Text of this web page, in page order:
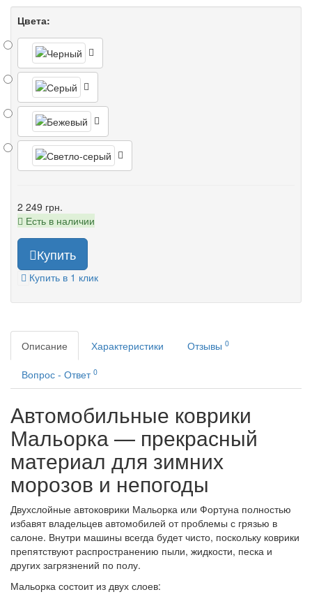
Цвета:
2 249 грн.
Есть в наличии
Купить
Купить в 1 клик
Описание Характеристики Отзывы 0
Вопрос - Ответ 0
Автомобильные коврики
Мальорка — прекрасный
материал для зимних
морозов и непогоды
Двухслойные автоковрики Мальорка или Фортуна полностью
избавят владельцев автомобилей от проблемы с грязью в
салоне. Внутри машины всегда будет чисто, поскольку коврики
препятствуют распространению пыли, жидкости, песка и
других загрязнений по полу.
Мальорка состоит из двух слоев: